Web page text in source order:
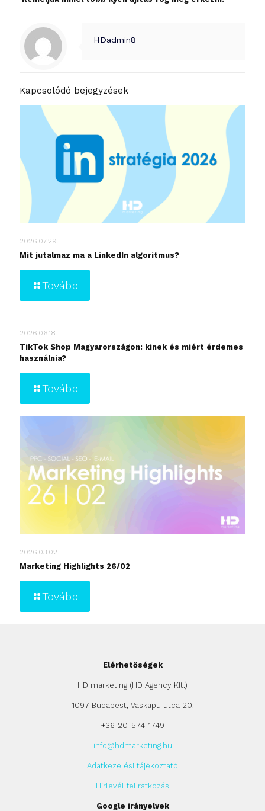
HDadmin8
Kapcsolódó bejegyzések
2026.07.29.
Mit jutalmaz ma a LinkedIn algoritmus?
Tovább
2026.06.18.
TikTok Shop Magyarországon: kinek és miért érdemes
használnia?
Tovább
2026.03.02.
Marketing Highlights 26/02
Tovább
Elérhetőségek
HD marketing (HD Agency Kft.)
1097 Budapest, Vaskapu utca 20.
+36-20-574-1749
info@hdmarketing.hu
Adatkezelési tájékoztató
Hírlevél feliratkozás
Google irányelvek